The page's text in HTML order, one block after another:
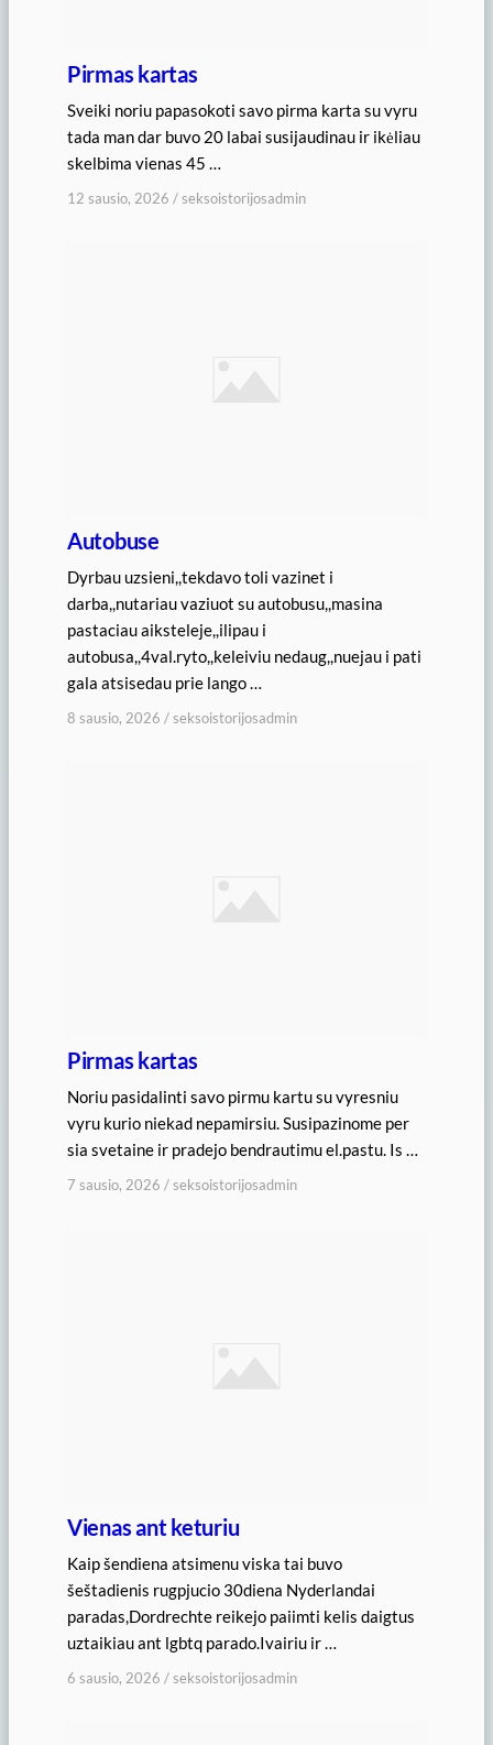
Pirmas kartas
Sveiki noriu papasokoti savo pirma karta su vyru
tada man dar buvo 20 labai susijaudinau ir ikėliau
skelbima vienas 45 …
12 sausio, 2026 /seksoistorijosadmin
Autobuse
Dyrbau uzsieni,,tekdavo toli vazinet i
darba,,nutariau vaziuot su autobusu,,masina
pastaciau aiksteleje,,ilipau i
autobusa,,4val.ryto,,keleiviu nedaug,,nuejau i pati
gala atsisedau prie lango …
8 sausio, 2026 /seksoistorijosadmin
Pirmas kartas
Noriu pasidalinti savo pirmu kartu su vyresniu
vyru kurio niekad nepamirsiu. Susipazinome per
sia svetaine ir pradejo bendrautimu el.pastu. Is …
7 sausio, 2026 /seksoistorijosadmin
Vienas ant keturiu
Kaip šendiena atsimenu viska tai buvo
šeštadienis rugpjucio 30diena Nyderlandai
paradas,Dordrechte reikejo paiimti kelis daigtus
uztaikiau ant lgbtq parado.Ivairiu ir …
6 sausio, 2026 /seksoistorijosadmin